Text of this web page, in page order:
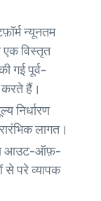
न्यूनतम
विस्तृत
गई पूर्व-
करते हैं।
निर्धारण
लागत।
आउट-ऑफ़-
से परे व्यापक